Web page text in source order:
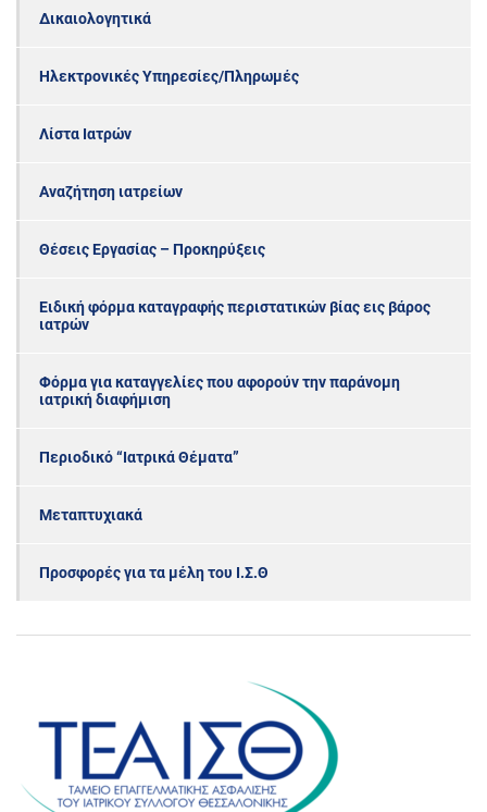
Δικαιολογητικά
Ηλεκτρονικές Υπηρεσίες/Πληρωμές
Λίστα Ιατρών
Αναζήτηση ιατρείων
Θέσεις Εργασίας – Προκηρύξεις
Ειδική φόρμα καταγραφής περιστατικών βίας εις βάρος
ιατρών
Φόρμα για καταγγελίες που αφορούν την παράνομη
ιατρική διαφήμιση
Περιοδικό “Ιατρικά Θέματα”
Μεταπτυχιακά
Προσφορές για τα μέλη του Ι.Σ.Θ